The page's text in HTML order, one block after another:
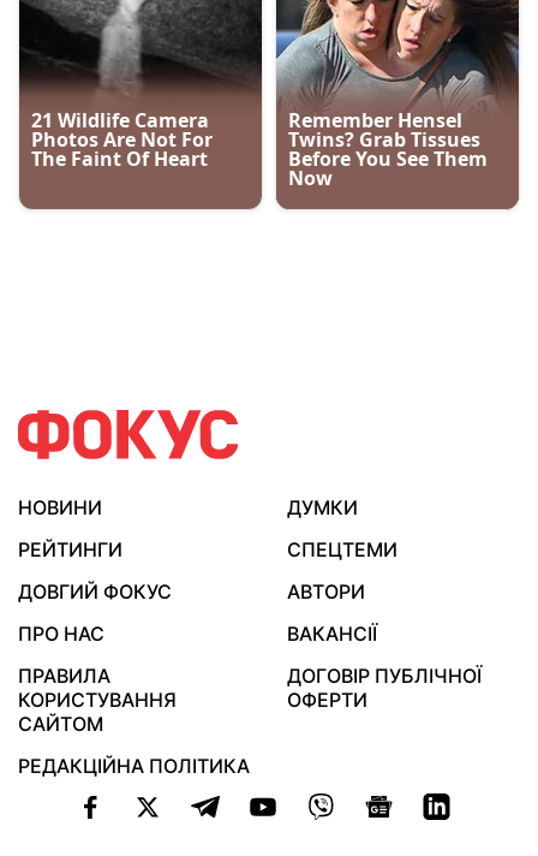
НОВИНИ
ДУМКИ
РЕЙТИНГИ
СПЕЦТЕМИ
ДОВГИЙ ФОКУС
АВТОРИ
ПРО НАС
ВАКАНСІЇ
ПРАВИЛА
КОРИСТУВАННЯ
САЙТОМ
ДОГОВІР ПУБЛІЧНОЇ
ОФЕРТИ
РЕДАКЦІЙНА ПОЛІТИКА